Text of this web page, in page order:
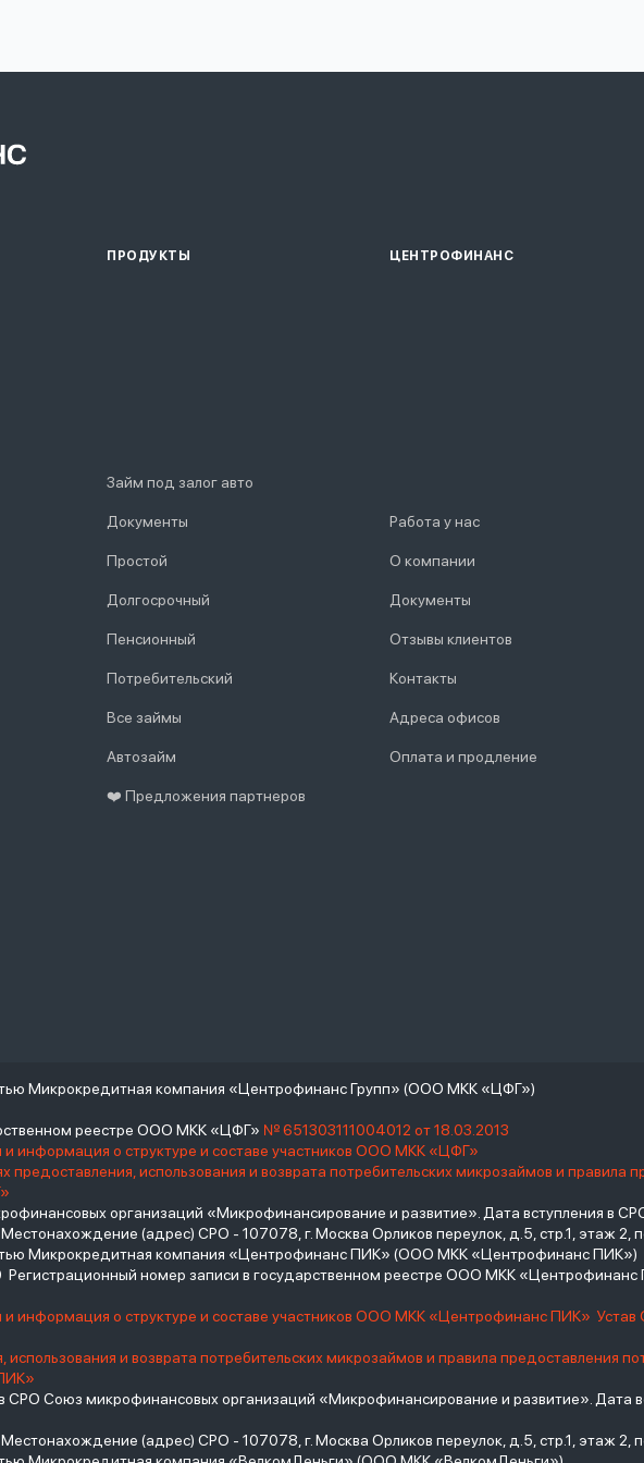
ПРОДУКТЫ
Займ под залог авто
Документы
Простой
Долгосрочный
Пенсионный
Потребительский
Все займы
Автозайм
❤️ Предложения партнеров
ЦЕНТРОФИНАНС
Работа у нас
О компании
Документы
Отзывы клиентов
Контакты
Адреса офисов
Оплата и продление
Микрокредитная компания «Центрофинанс Групп» (ООО МКК «ЦФГ»)
реестре ООО МКК «ЦФГ» № 651303111004012 от 18.03.2013
и информация о структуре и составе участников ООО МКК «ЦФГ»
предоставления, использования и возврата потребительских микрозаймов и правила
организаций «Микрофинансирование и развитие». Дата вступления в СРО
. Местонахождение (адрес) СРО - 107078, г. Москва Орликов переулок, д.5, стр.1, этаж 2,
Микрокредитная компания «Центрофинанс ПИК» (ООО МКК «Центрофинанс ПИК»)
номер записи в государственном реестре ООО МКК «Центрофинанс
и информация о структуре и составе участников ООО МКК «Центрофинанс ПИК»
и возврата потребительских микрозаймов и правила предоставления
Союз микрофинансовых организаций «Микрофинансирование и развитие». Дата
. Местонахождение (адрес) СРО - 107078, г. Москва Орликов переулок, д.5, стр.1, этаж 2,